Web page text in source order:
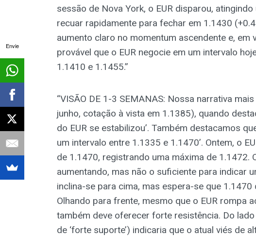
sessão de Nova York, o EUR disparou,
recuar rapidamente para fechar em 1.1430
aumento claro no momentum ascendente e, em
provável que o EUR negocie em um intervalo
1.1410 e 1.1455.”
“VISÃO DE 1-3 SEMANAS: Nossa narrativa
junho, cotação à vista em 1.1385), quando
do EUR se estabilizou’. Também destacamos
um intervalo entre 1.1335 e 1.1470’. Ontem, o
de 1.1470, registrando uma máxima de 1.1472.
aumentando, mas não o suficiente para indicar
inclina-se para cima, mas espera-se que
Olhando para frente, mesmo que o EUR rompa
também deve oferecer forte resistência. Do
de ‘forte suporte’) indicaria que o atual viés de
Envie